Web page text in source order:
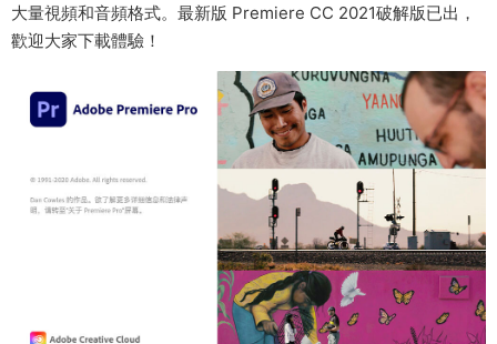
大量視頻和音頻格式。最新版 Premiere CC 2021破解版已出，
歡迎大家下載體驗！